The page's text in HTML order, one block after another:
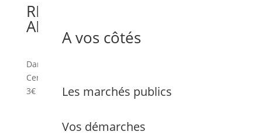
A vos côtés
Les marchés publics
Vos démarches
REPRÉSENTATION THÉÂTRE
ADOS
Dans le cadre de Juin des ateliers municipaux.
Centre culture.
3€